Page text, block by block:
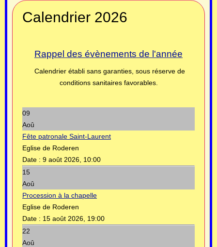
Calendrier 2026
Rappel des évènements de l'année
Calendrier établi sans garanties, sous réserve de
conditions sanitaires favorables.
09
Aoû
Fête patronale Saint-Laurent
Eglise de Roderen
Date : 9 août 2026, 10:00
15
Aoû
Procession à la chapelle
Eglise de Roderen
Date : 15 août 2026, 19:00
22
Aoû